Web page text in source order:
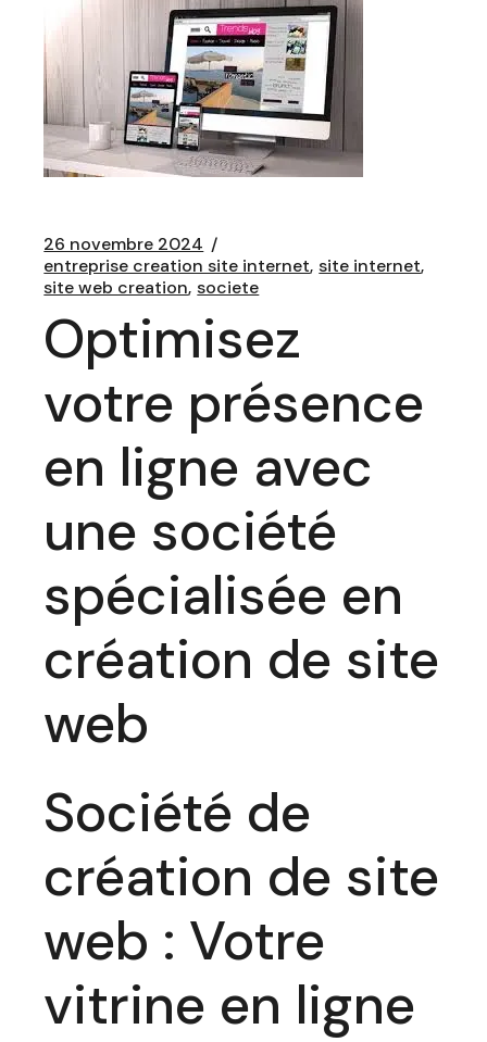
26 novembre 2024
entreprise creation site internet site internet
site web creation societe
Optimisez
votre présence
en ligne avec
une société
spécialisée en
création de site
web
Société de
création de site
web : Votre
vitrine en ligne